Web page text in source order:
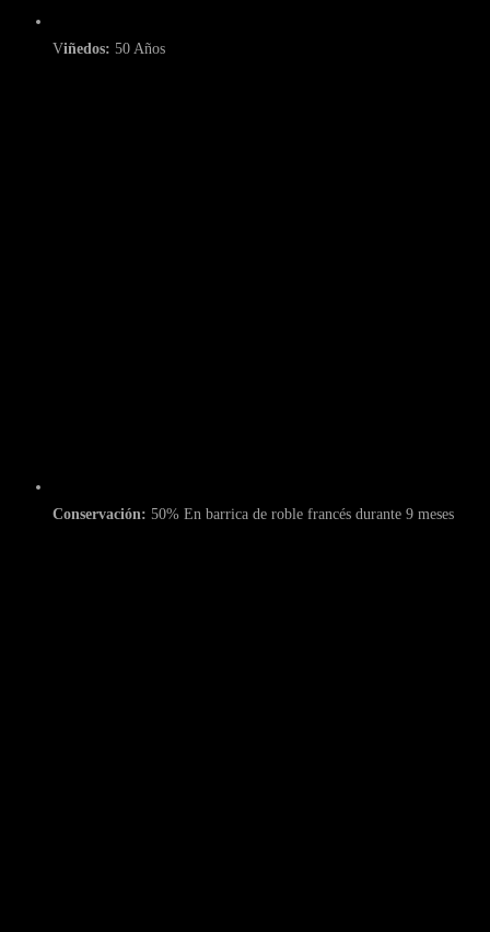
Viñedos: 50 Años
Conservación: 50% En barrica de roble francés durante 9 meses